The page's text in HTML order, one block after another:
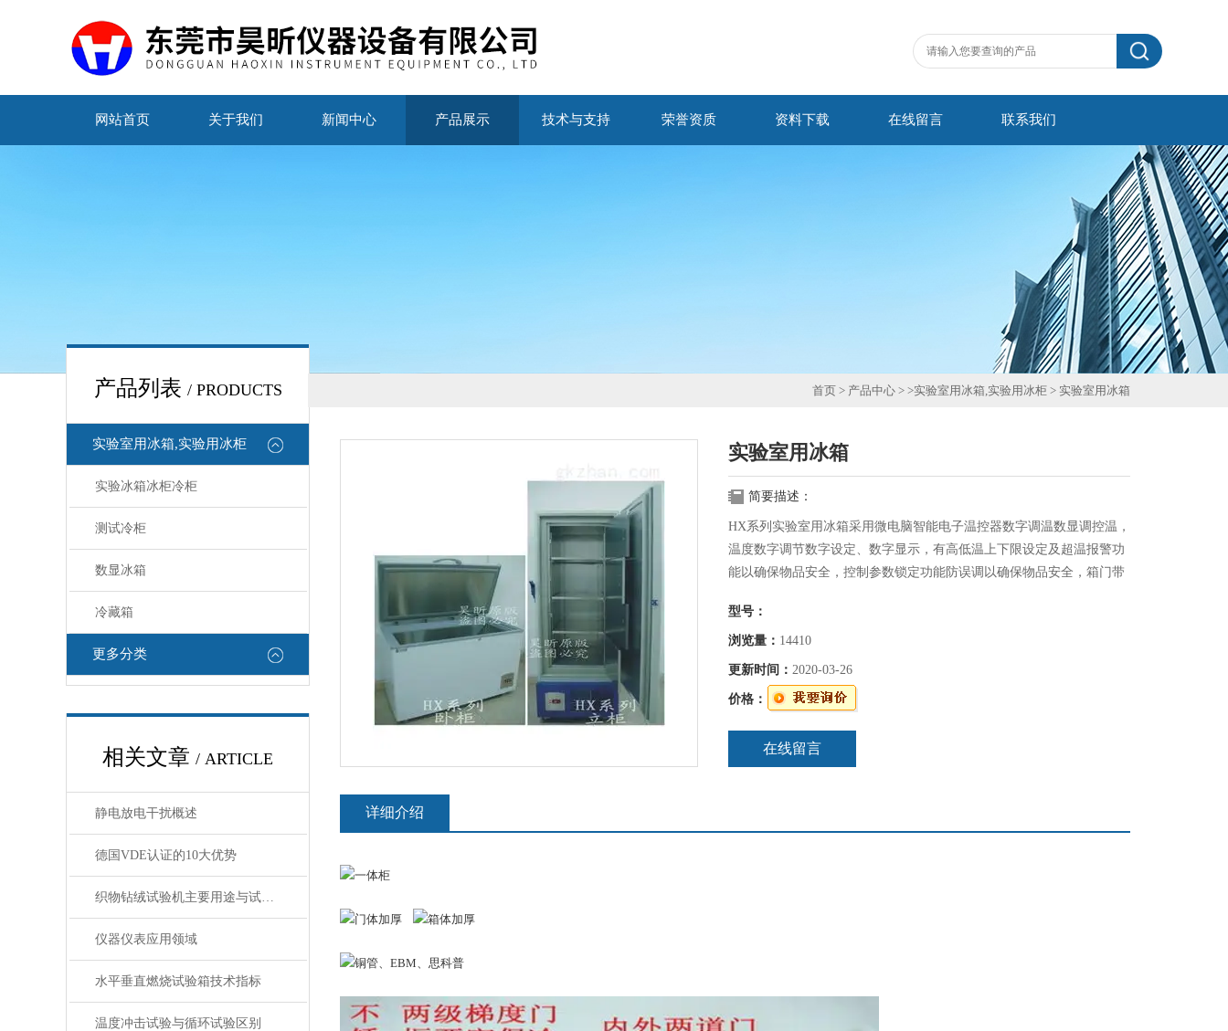
网站首页 关于我们 新闻中心 产品展示 技术与支持 荣誉资质 资料下载 在线留言 联系我们
产品列表 / PRODUCTS
实验室用冰箱,实验用冰柜
实验冰箱冰柜冷柜
测试冷柜
数显冰箱
冷藏箱
更多分类
相关文章 / ARTICLE
静电放电干扰概述
德国VDE认证的10大优势
织物钻绒试验机主要用途与试验方法
仪器仪表应用领域
水平垂直燃烧试验箱技术指标
温度冲击试验与循环试验区别
首页 > 产品中心 > >实验室用冰箱,实验用冰柜 > 实验室用冰箱
实验室用冰箱
简要描述：
HX系列实验室用冰箱采用微电脑智能电子温控器数字调温数显调控温，
温度数字调节数字设定、数字显示，有高低温上下限设定及超温报警功
能以确保物品安全，控制参数锁定功能防误调以确保物品安全，箱门带
霜，长期不间断连续使用内胆内壁无水无霜不结冰。大多采用德国
SECOP压缩机和德国EBM风机，无氟环保致冷剂，全铜管路严密防漏。
型号：
浏览量： 14410
更新时间： 2020-03-26
价格：
在线留言
详细介绍